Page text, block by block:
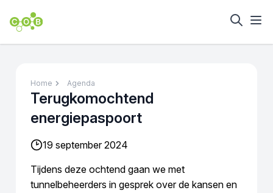
Home Agenda
Terugkomochtend
energiepaspoort
19 september 2024
Tijdens deze ochtend gaan we met
tunnelbeheerders in gesprek over de kansen en